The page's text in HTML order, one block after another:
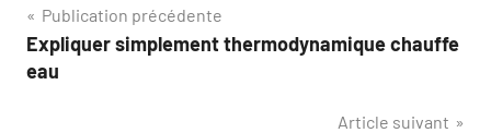
Navigation
de
Publication précédente
Expliquer simplement thermodynamique chauffe
eau
Article suivant